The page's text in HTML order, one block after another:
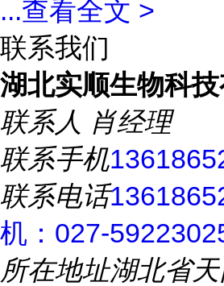
...查看全文 >
联系我们
湖北实顺生物科技
联系人 肖经理
联系手机
联系电话
机：027-
所在地址湖北省